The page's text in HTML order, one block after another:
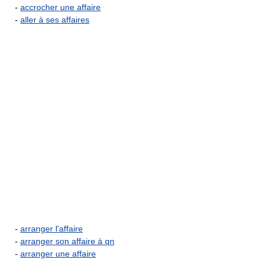
- accrocher une affaire
- aller à ses affaires
- arranger l'affaire
- arranger son affaire à qn
- arranger une affaire